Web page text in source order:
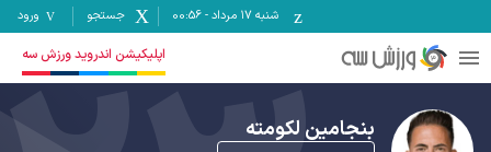
شنبه ۱۷ مرداد -
00:56 جستجو ورود
اپلیکیشن اندروید ورزش سه
بنجامین لکومته